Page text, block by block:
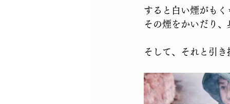
すると白い煙がも
その煙をかいだり
そして、それと引